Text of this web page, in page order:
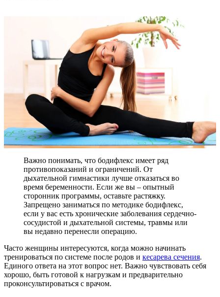
Важно понимать, что бодифлекс имеет ряд
противопоказаний и ограничений. От
дыхательной гимнастики лучше отказаться во
время беременности. Если же вы – опытный
сторонник программы, оставьте растяжку.
Запрещено заниматься по методике бодифлекс,
если у вас есть хронические заболевания сердечно-
сосудистой и дыхательной системы, травмы или
вы недавно перенесли операцию.
Часто женщины интересуются, когда можно начинать
тренироваться по системе после родов и кесарева сечения.
Единого ответа на этот вопрос нет. Важно чувствовать себя
хорошо, быть готовой к нагрузкам и предварительно
проконсультироваться с врачом.